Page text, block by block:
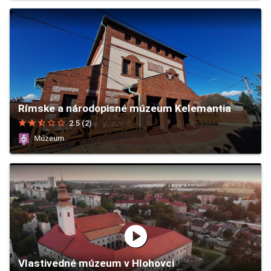
Rímske a národopisné múzeum Kelemantia
starstarstar_halfstar_borderstar_border 2.5 (2)
Múzeum
play_circle
Vlastivedné múzeum v Hlohovci